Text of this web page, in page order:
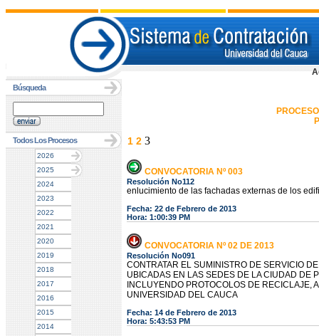
Búsqueda
Todos Los Procesos
2026
2025
2024
2023
2022
2021
2020
2019
2018
2017
2016
2015
2014
1 2 3
CONVOCATORIA Nº 003
Resolución No112
enlucimiento de las fachadas externas de los
Fecha: 22 de Febrero de 2013
Hora: 1:00:39 PM
CONVOCATORIA Nº 02 DE 2013
Resolución No091
CONTRATAR EL SUMINISTRO DE SERVICIO
UBICADAS EN LAS SEDES DE LA CIUDAD DE
INCLUYENDO PROTOCOLOS DE RECICLAJE,
UNIVERSIDAD DEL CAUCA
Fecha: 14 de Febrero de 2013
Hora: 5:43:53 PM